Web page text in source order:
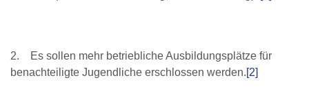
2. Es sollen mehr betriebliche Ausbildungsplätze für
benachteiligte Jugendliche erschlossen werden. [2]